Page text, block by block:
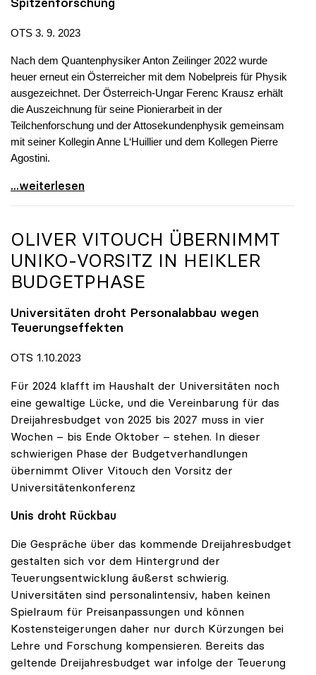
Spitzenforschung
OTS 3. 9. 2023
Nach dem Quantenphysiker Anton Zeilinger 2022 wurde
heuer erneut ein Österreicher mit dem Nobelpreis für Physik
ausgezeichnet. Der Österreich-Ungar Ferenc Krausz erhält
die Auszeichnung für seine Pionierarbeit in der
Teilchenforschung und der Attosekundenphysik gemeinsam
mit seiner Kollegin Anne L‘Huillier und dem Kollegen Pierre
Agostini.
Physiknobelpreis: Investition in Forschung zahlt
...weiterlesen
OLIVER VITOUCH ÜBERNIMMT
UNIKO-VORSITZ IN HEIKLER
BUDGETPHASE
Universitäten droht Personalabbau wegen
Teuerungseffekten
OTS 1.10.2023
Für 2024 klafft im Haushalt der Universitäten noch
eine gewaltige Lücke, und die Vereinbarung für das
Dreijahresbudget von 2025 bis 2027 muss in vier
Wochen – bis Ende Oktober – stehen. In dieser
schwierigen Phase der Budgetverhandlungen
übernimmt Oliver Vitouch den Vorsitz der
Universitätenkonferenz
Unis droht Rückbau
Die Gespräche über das kommende Dreijahresbudget
gestalten sich vor dem Hintergrund der
Teuerungsentwicklung äußerst schwierig.
Universitäten sind personalintensiv, haben keinen
Spielraum für Preisanpassungen und können
Kostensteigerungen daher nur durch Kürzungen bei
Lehre und Forschung kompensieren. Bereits das
geltende Dreijahresbudget war infolge der Teuerung